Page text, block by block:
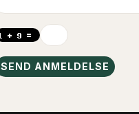
SEND ANMELDELSE